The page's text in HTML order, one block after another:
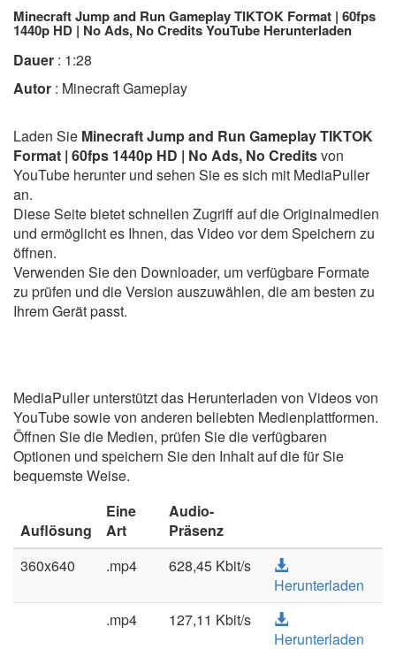
Minecraft Jump and Run Gameplay TIKTOK Format | 60fps
1440p HD | No Ads, No Credits YouTube Herunterladen
Dauer : 1:28
Autor : Minecraft Gameplay
Laden Sie Minecraft Jump and Run Gameplay TIKTOK
Format | 60fps 1440p HD | No Ads, No Creditsvon
YouTube herunter und sehen Sie es sich mit MediaPuller
an.
Diese Seite bietet schnellen Zugriff auf die Originalmedien
und ermöglicht es Ihnen, das Video vor dem Speichern zu
öffnen.
Verwenden Sie den Downloader, um verfügbare Formate
zu prüfen und die Version auszuwählen, die am besten zu
Ihrem Gerät passt.
MediaPuller unterstützt das Herunterladen von Videos von
YouTube sowie von anderen beliebten Medienplattformen.
Öffnen Sie die Medien, prüfen Sie die verfügbaren
Optionen und speichern Sie den Inhalt auf die für Sie
bequemste Weise.
Auflösung
Eine
Art
Audio-
Präsenz
360x640
.mp4
628,45 Kbit/s
Herunterladen
.mp4
127,11 Kbit/s
Herunterladen